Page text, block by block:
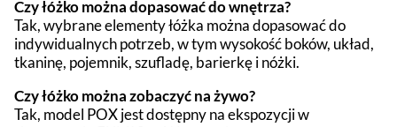
Czy łóżko można dopasować do wnętrza?
Tak, wybrane elementy łóżka można dopasować do
indywidualnych potrzeb, w tym wysokość boków, układ,
tkaninę, pojemnik, szufladę, barierkę i nóżki.
Czy łóżko można zobaczyć na żywo?
Tak, model POX jest dostępny na ekspozycji w